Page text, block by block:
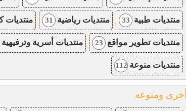
منتديات طبية 33 منتديات رياضية 31 منتديات
منتديات تطوير مواقع 23 منتديات أسرية وترفيهية
منتديات منوعة 112
أخرى ومنوعه